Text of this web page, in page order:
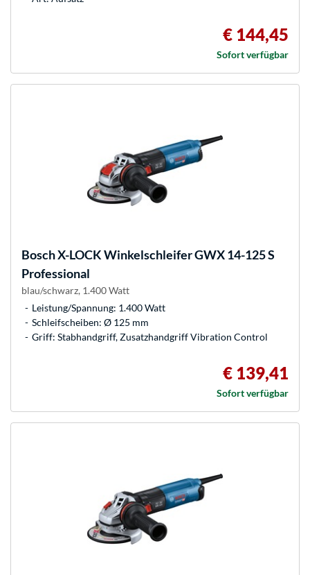
€ 144,45
Sofort verfügbar
BoschX-LOCK Winkelschleifer GWX 14-125 S
Professional
blau/schwarz, 1.400 Watt
Leistung/Spannung: 1.400 Watt
Schleifscheiben: Ø 125 mm
Griff: Stabhandgriff, Zusatzhandgriff Vibration Control
€ 139,41
Sofort verfügbar